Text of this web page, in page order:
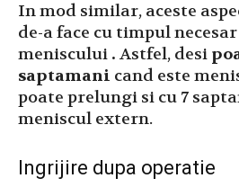
In mod similar, aceste
de-a face cu timpul
meniscului . Astfel, desi
saptamani cand este
poate prelungi si cu 7
meniscul extern.
Ingrijire dupa operatie